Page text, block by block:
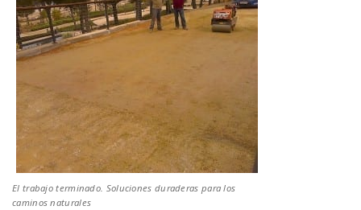
El trabajo terminado. Soluciones duraderas para los
caminos naturales